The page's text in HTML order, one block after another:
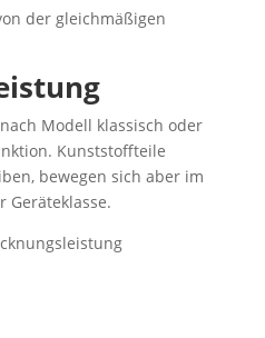
der gleichmäßigen
Modell klassisch oder
Kunststoffteile
bewegen sich aber im
Geräteklasse.